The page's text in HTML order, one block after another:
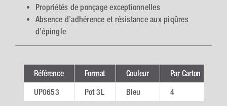
Propriétés de ponçage exceptionnelles
Absence d’adhérence et résistance aux piqûres
d’épingle
Référence Format Couleur Par Carton
UP0653 Pot 3L Bleu 4